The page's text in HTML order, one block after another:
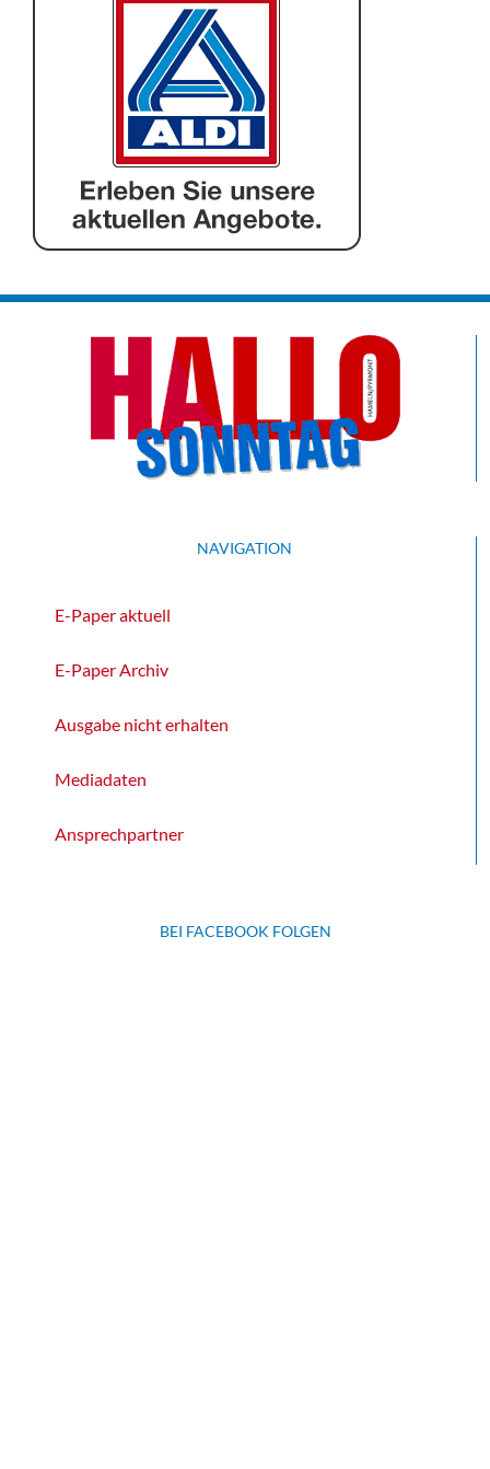
NAVIGATION
E-Paper aktuell
E-Paper Archiv
Ausgabe nicht erhalten
Mediadaten
Ansprechpartner
BEI FACEBOOK FOLGEN